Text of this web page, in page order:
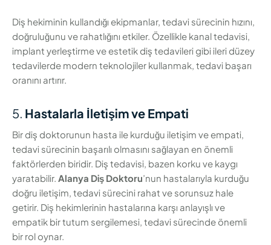
Diş hekiminin kullandığı ekipmanlar, tedavi sürecinin hızını,
doğruluğunu ve rahatlığını etkiler. Özellikle kanal tedavisi,
implant yerleştirme ve estetik diş tedavileri gibi ileri düzey
tedavilerde modern teknolojiler kullanmak, tedavi başarı
oranını artırır.
5. Hastalarla İletişim ve Empati
Bir diş doktorunun hasta ile kurduğu iletişim ve empati,
tedavi sürecinin başarılı olmasını sağlayan en önemli
faktörlerden biridir. Diş tedavisi, bazen korku ve kaygı
yaratabilir. Alanya Diş Doktoru’nun hastalarıyla kurduğu
doğru iletişim, tedavi sürecini rahat ve sorunsuz hale
getirir. Diş hekimlerinin hastalarına karşı anlayışlı ve
empatik bir tutum sergilemesi, tedavi sürecinde önemli
bir rol oynar.